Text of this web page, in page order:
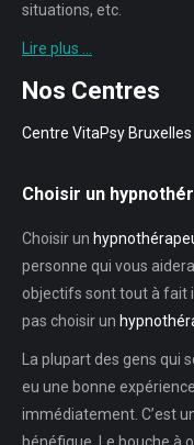
situations, etc.
Lire plus …
Nos Centres
Centre VitaPsy Bruxelles
Choisir un
Choisir un
personne qui vous
objectifs sont tout à fait
pas choisir un
La plupart des gens qui
eu une bonne
immédiatement. C’est